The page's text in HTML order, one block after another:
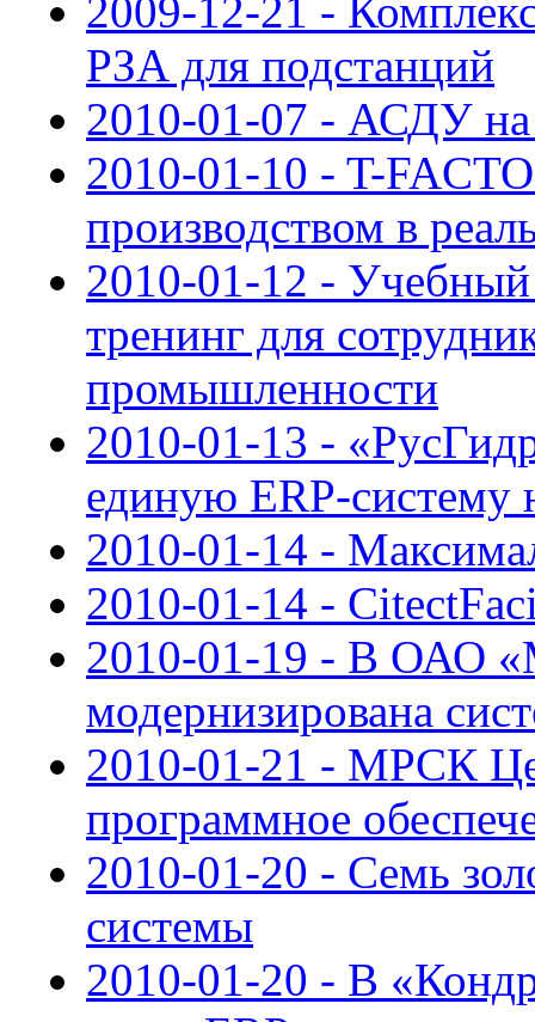
2009-12-21 -
РЗА для подстанций
2010-01-07 - АСДУ на
2010-01-10 - T-
производством в
2010-01-12 -
тренинг для
промышленности
2010-01-13 -
единую ERP-систему
2010-01-14 -
2010-01-14 -
2010-01-19 - В ОАО
модернизирована
2010-01-21 - МРСК
программное
2010-01-20 - Семь
системы
2010-01-20 - В